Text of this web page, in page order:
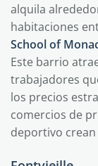
alquila
habitaciones
School of
Este barrio
trabajadores
los precios
comercios de
deportivo